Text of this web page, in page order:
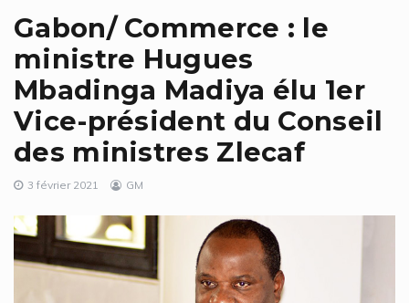
Gabon/ Commerce : le
ministre Hugues
Mbadinga Madiya élu 1er
Vice-président du Conseil
des ministres Zlecaf
3 février 2021 GM